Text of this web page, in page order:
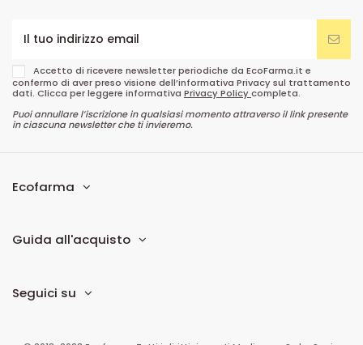
Accetto di ricevere newsletter periodiche da EcoFarma.it e
confermo di aver preso visione dell’informativa Privacy sul trattamento
dati. Clicca per leggere informativa Privacy Policycompleta.
Puoi annullare l’iscrizione in qualsiasi momento attraverso il link presente
in ciascuna newsletter che ti invieremo.
Ecofarma
Guida all'acquisto
Seguici su